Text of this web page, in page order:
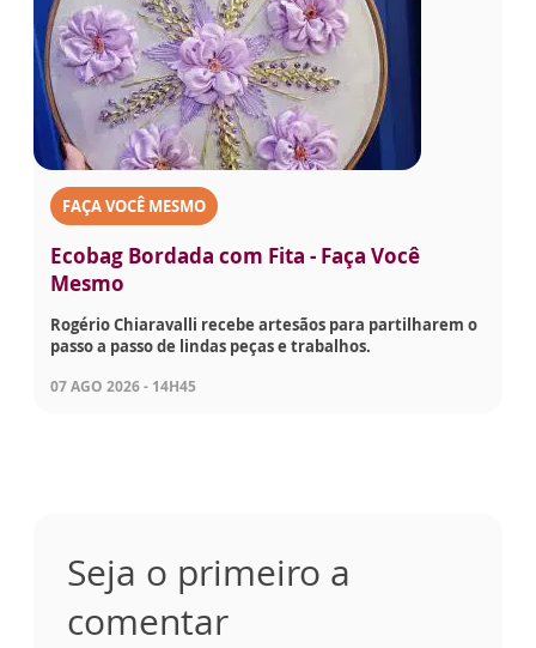
FAÇA VOCÊ MESMO
Ecobag Bordada com Fita - Faça Você
Mesmo
Rogério Chiaravalli recebe artesãos para partilharem o
passo a passo de lindas peças e trabalhos.
07 AGO 2026 - 14H45
Seja o primeiro a
comentar